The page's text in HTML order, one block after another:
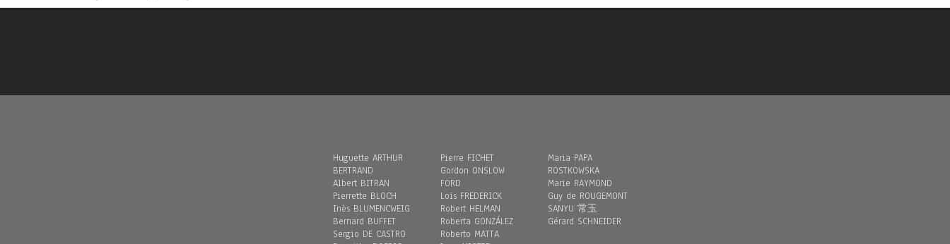
Huguette ARTHUR
BERTRAND
Albert BITRAN
Pierrette BLOCH
Inès BLUMENCWEIG
Bernard BUFFET
Sergio DE CASTRO
Pierre FICHET
Gordon ONSLOW
FORD
Loïs FREDERICK
Robert HELMAN
Roberta GONZÁLEZ
Roberto MATTA
Maria PAPA
ROSTKOWSKA
Marie RAYMOND
Guy de ROUGEMONT
SANYU 常玉
Gérard SCHNEIDER